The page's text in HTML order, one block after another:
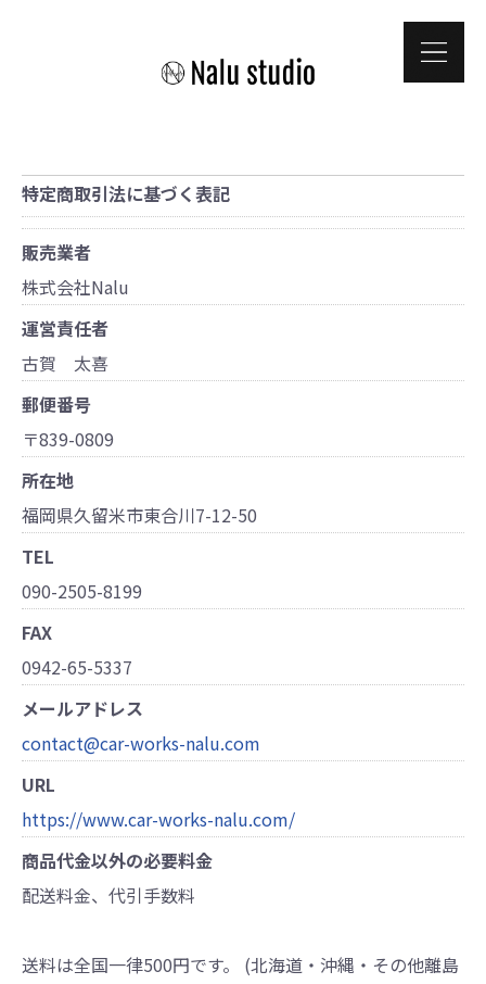
特定商取引法に基づく表記
販売業者
株式会社Nalu
運営責任者
古賀 太喜
郵便番号
〒839-0809
所在地
福岡県久留米市東合川7-12-50
TEL
090-2505-8199
FAX
0942-65-5337
メールアドレス
contact@car-works-nalu.com
URL
https://www.car-works-nalu.com/
商品代金以外の必要料金
配送料金、代引手数料
送料は全国一律500円です。 (北海道・沖縄・その他離島